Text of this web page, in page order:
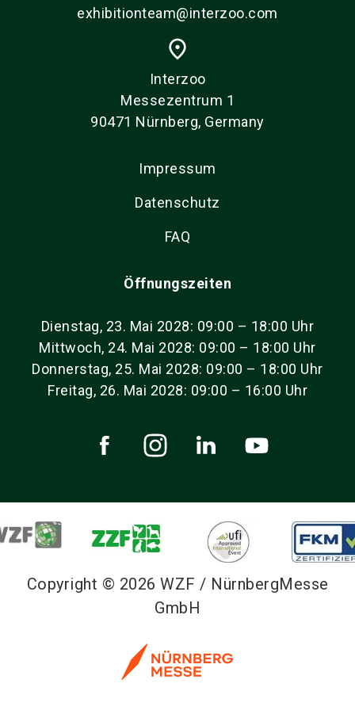
exhibitionteam@interzoo.com
place
Interzoo
Messezentrum 1
90471 Nürnberg, Germany
Impressum
Datenschutz
FAQ
Öffnungszeiten
Dienstag, 23. Mai 2028: 09:00 – 18:00 Uhr
Mittwoch, 24. Mai 2028: 09:00 – 18:00 Uhr
Donnerstag, 25. Mai 2028: 09:00 – 18:00 Uhr
Freitag, 26. Mai 2028: 09:00 – 16:00 Uhr
Copyright © 2026 WZF / NürnbergMesse
GmbH